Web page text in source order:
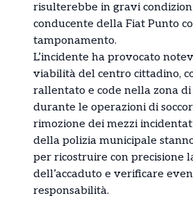
risulterebbe in gravi
conducente della Fiat Punto
tamponamento.
L’incidente ha provocato
viabilità del centro cittadino,
rallentato e code nella zona
durante le operazioni di
rimozione dei mezzi
della polizia municipale
per ricostruire con precisione
dell’accaduto e verificare
responsabilità.